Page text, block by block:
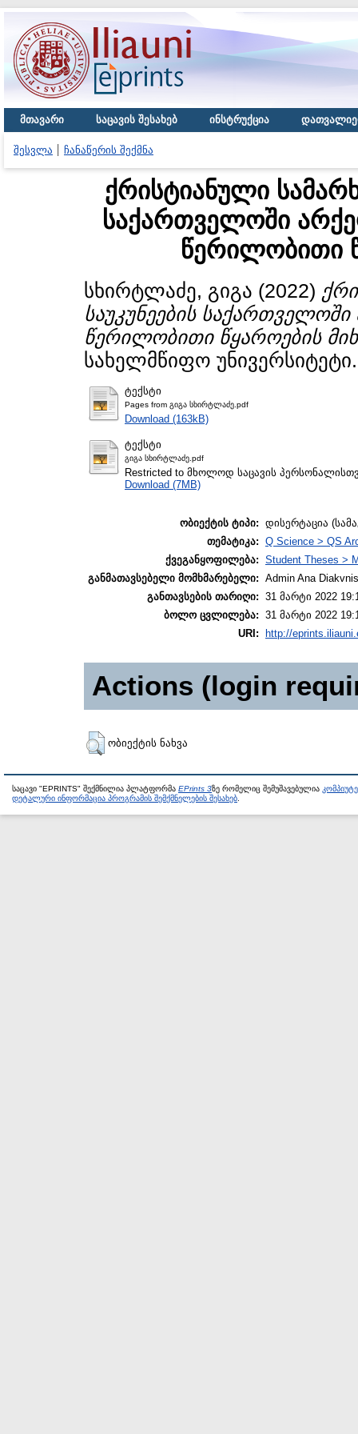
მთავარი საცავის შესახებ ინსტრუქცია
შესვლა ჩანაწერის შექმნა
ქრისტიანული
საქართველოში
წერილობითი
სხირტლაძე, გიგა (2022)
საუკუნეების
წერილობითი წყაროების
სახელმწიფო უნივერსიტეტი.
ტექსტი
Pages from გიგა სხირტლაძე.pdf
Download (163kB)
ტექსტი
გიგა სხირტლაძე.pdf
Restricted to მხოლოდ საცავის
Download (7MB)
ობიექტის ტიპი: დისერტაცია
თემატიკა: Q Science > QS
ქვეგანყოფილება: Student Theses >
განმათავსებელი მომხმარებელი: Admin Ana
განთავსების თარიღი: 31 მარტი 2022
ბოლო ცვლილება: 31 მარტი 2022
URI:
http://
Actions (login
ობიექტის ნახვა
საცავი "EPRINTS" შექმნილია პლატფორმა EPrints 3ზე რომელიც შემუშავებულია
დეტალური ინფორმაცია პროგრამის შემქმნელების შესახებ.